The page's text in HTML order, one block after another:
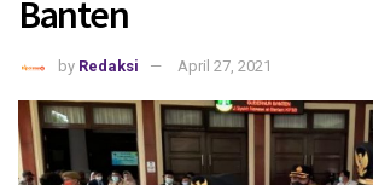
Banten
by Redaksi April 27, 2021